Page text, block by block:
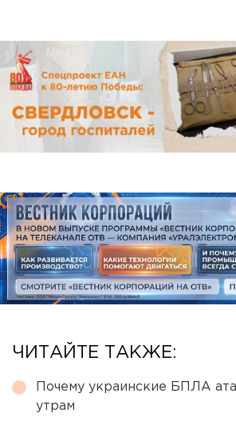
ЧИТАЙТЕ ТАКЖЕ:
Почему украинские БПЛА
утрам